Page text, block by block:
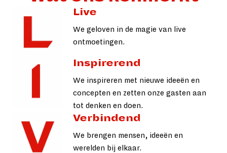
Live
We geloven in de magie van live
ontmoetingen.
Inspirerend
We inspireren met nieuwe ideeën en
concepten en zetten onze gasten aan
tot denken en doen.
Verbindend
We brengen mensen, ideeën en
werelden bij elkaar.